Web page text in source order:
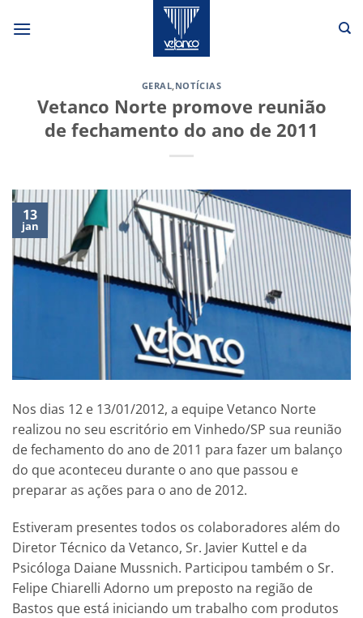
GERAL,NOTÍCIAS
Vetanco Norte promove reunião
de fechamento do ano de 2011
13
jan
Nos dias 12 e 13/01/2012, a equipe Vetanco Norte
realizou no seu escritório em Vinhedo/SP sua reunião
de fechamento do ano de 2011 para fazer um balanço
do que aconteceu durante o ano que passou e
preparar as ações para o ano de 2012.
Estiveram presentes todos os colaboradores além do
Diretor Técnico da Vetanco, Sr. Javier Kuttel e da
Psicóloga Daiane Mussnich. Participou também o Sr.
Felipe Chiarelli Adorno um preposto na região de
Bastos que está iniciando um trabalho com produtos